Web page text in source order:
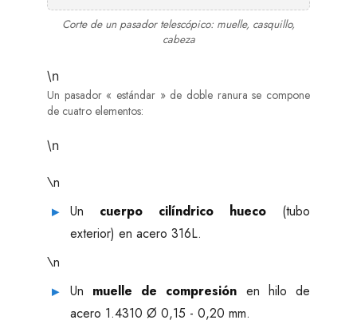
Corte de un pasador telescópico: muelle, casquillo,
cabeza
\n
Un pasador « estándar » de doble ranura se compone
de cuatro elementos:
\n
\n
Un cuerpo cilíndrico hueco(tubo
exterior) en acero 316L.
\n
Un muelle de compresión en hilo de
acero 1.4310 Ø 0,15 - 0,20 mm.